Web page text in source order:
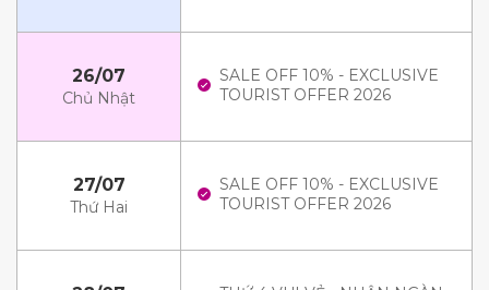
26/07
Chủ Nhật
SALE OFF 10% - EXCLUSIVE
TOURIST OFFER 2026
27/07
Thứ Hai
SALE OFF 10% - EXCLUSIVE
TOURIST OFFER 2026